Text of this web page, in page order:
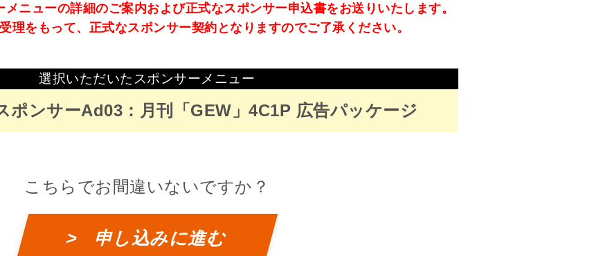
ニューの詳細のご案内および正式なスポンサー申込書をお送りいたします。
理をもって、正式なスポンサー契約となりますのでご了承ください。
選択いただいたスポンサーメニュー
ポンサーAd03：月刊「GEW」4C1P 広告パッケージ
こちらでお間違いないですか？
> 申し込みに進む